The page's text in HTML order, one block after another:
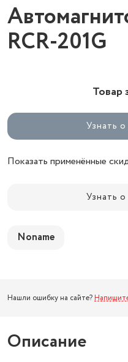
RCR-201G
Товар
Узнать
Показать применённые
Узнать
Noname
Нашли ошибку на сайте?
Описание